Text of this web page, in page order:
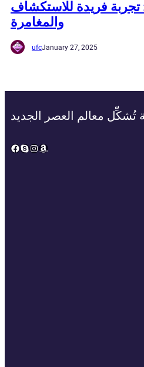
تجربة فريدة للاستكشاف
والمغامرة
ufcJanuary 27, 2025
تُشكِّل معالم العصر الجديد
Facebook
Skype
Instagram
Amazon